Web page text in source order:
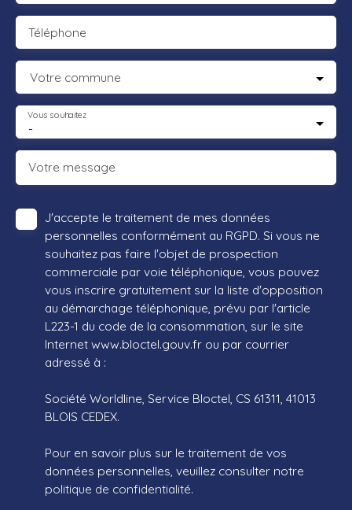
Téléphone
Votre commune
-
Vous souhaitez
Votre message
J'accepte le traitement de mes données
personnelles conformément au RGPD. Si vous ne
souhaitez pas faire l'objet de prospection
commerciale par voie téléphonique, vous pouvez
vous inscrire gratuitement sur la liste d'opposition
au démarchage téléphonique, prévu par l'article
L223-1 du code de la consommation, sur le site
Internet www.bloctel.gouv.fr ou par courrier
adressé à :
Société Worldline, Service Bloctel, CS 61311, 41013
BLOIS CEDEX.
Pour en savoir plus sur le traitement de vos
données personnelles, veuillez consulter notre
politique de confidentialité.